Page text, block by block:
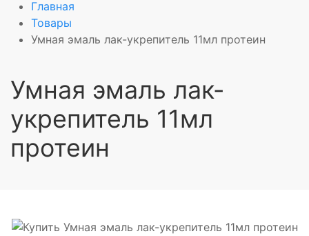
Главная
Товары
Умная эмаль лак-укрепитель 11мл протеин
Умная эмаль лак-
укрепитель 11мл
протеин